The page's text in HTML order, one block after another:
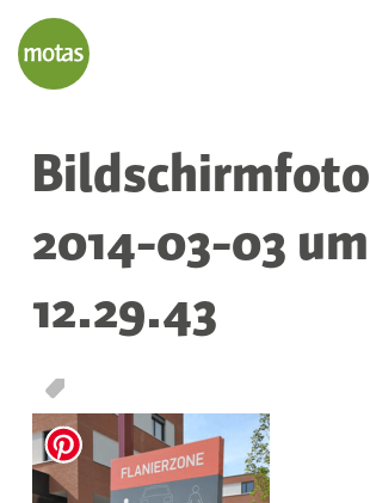
Bildschirmfoto
2014-03-03 um
12.29.43
T